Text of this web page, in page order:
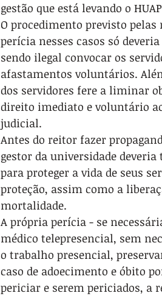
gestão que está levando o
O procedimento previsto
perícia nesses casos só
sendo ilegal convocar os
afastamentos voluntários.
dos servidores fere a liminar
direito imediato e voluntário
judicial.
Antes do reitor fazer
gestor da universidade
para proteger a vida de seus
proteção, assim como a
mortalidade.
A própria perícia - se
médico telepresencial, sem
o trabalho presencial,
caso de adoecimento e óbito
periciar e serem periciados, a